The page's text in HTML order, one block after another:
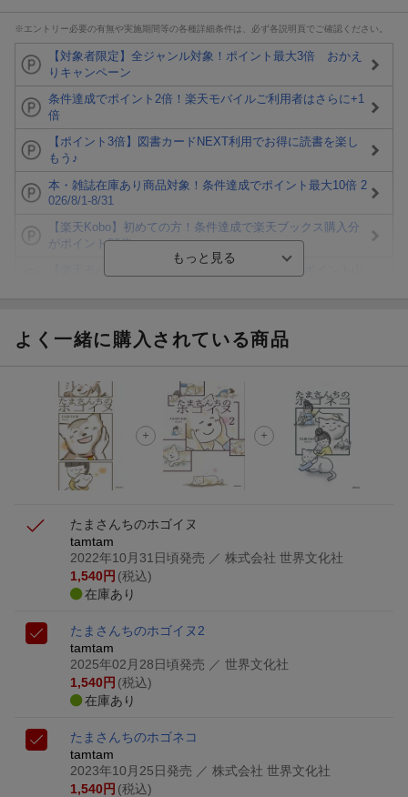
※エントリー必要の有無や実施期間等の各種詳細条件は、必ず各説明頁でご確認ください。
【対象者限定】全ジャンル対象！ポイント最大3倍 おかえ
りキャンペーン
条件達成でポイント2倍！楽天モバイルご利用者はさらに+1
倍
【ポイント3倍】図書カードNEXT利用でお得に読書を楽し
もう♪
本・雑誌在庫あり商品対象！条件達成でポイント最大10倍 2
026/8/1-8/31
【楽天Kobo】初めての方！条件達成で楽天ブックス購入分
がポイント20倍
ト山分け
楽天モバイル紹介キャンペーンの拡散で300円OFFクーポン
進呈
条件達成で楽天限定・宝塚歌劇 宙組貸切公演ペアチケット
が当たる
よく一緒に購入されている商品
たまさんちのホゴイヌ
tamtam
2022年10月31日頃発売 ／ 株式会社 世界文化社
1,540円 (税込)
在庫あり
たまさんちのホゴイヌ2
tamtam
2025年02月28日頃発売 ／ 世界文化社
1,540円 (税込)
在庫あり
たまさんちのホゴネコ
tamtam
2023年10月25日発売 ／ 株式会社 世界文化社
1,540円 (税込)